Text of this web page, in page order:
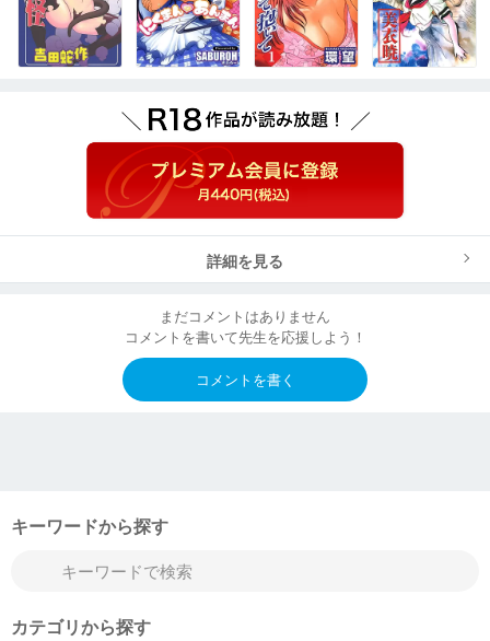
詳細を見る
まだコメントはありません
コメントを書いて先生を応援しよう！
コメントを書く
キーワードから探す
カテゴリから探す